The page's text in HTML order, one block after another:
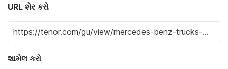
URL શેર કરો
શામેલ કરો